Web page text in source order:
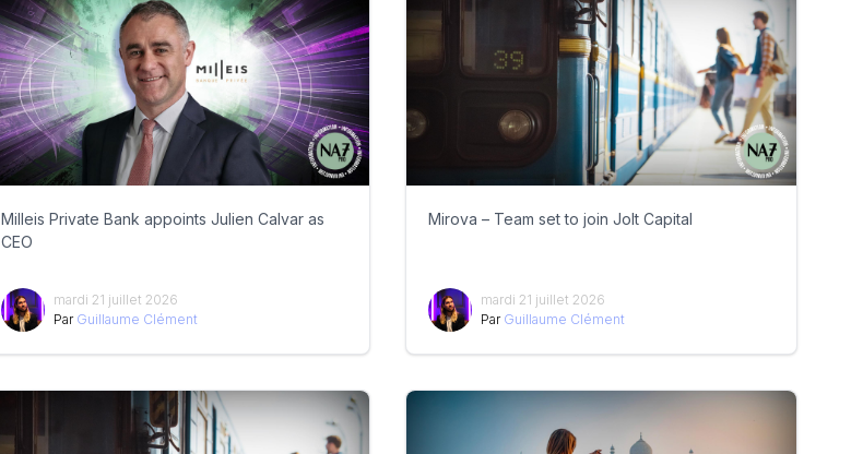
Milleis Private Bank appoints Julien Calvar as
CEO
mardi 21 juillet 2026
Par Guillaume Clément
Mirova – Team set to join Jolt Capital
mardi 21 juillet 2026
Par Guillaume Clément